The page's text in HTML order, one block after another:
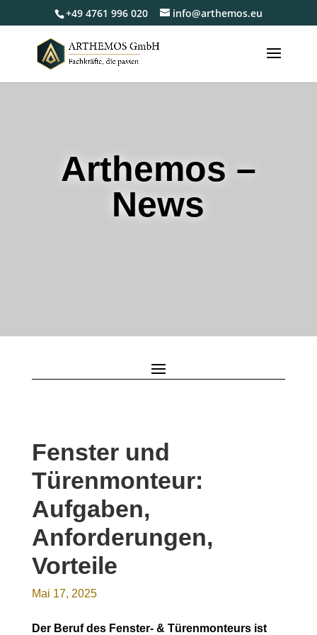
+49 4761 996 020 info@arthemos.eu
Arthemos –
News
Fenster und
Türenmonteur:
Aufgaben,
Anforderungen,
Vorteile
Mai 17, 2025
Der Beruf des Fenster- & Türenmonteurs ist